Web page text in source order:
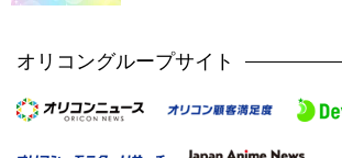
オリコングループサイト